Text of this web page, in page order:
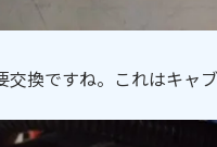
交換ですね。これはキャ